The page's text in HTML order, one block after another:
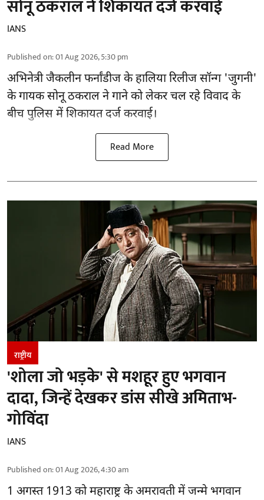
सोनू ठकराल ने शिकायत दर्ज करवाई
IANS
Published on:01 Aug 2026, 5:30 pm
अभिनेत्री जैकलीन फर्नांडीज के हालिया रिलीज सॉन्ग 'जुगनी'
के गायक सोनू ठकराल ने गाने को लेकर चल रहे विवाद के
बीच पुलिस में शिकायत दर्ज करवाई।
Read More
राष्ट्रीय
'शोला जो भड़के' से मशहूर हुए भगवान
दादा, जिन्हें देखकर डांस सीखे अमिताभ-
गोविंदा
IANS
Published on:01 Aug 2026, 4:30 am
1 अगस्त 1913 को महाराष्ट्र के अमरावती में जन्मे भगवान